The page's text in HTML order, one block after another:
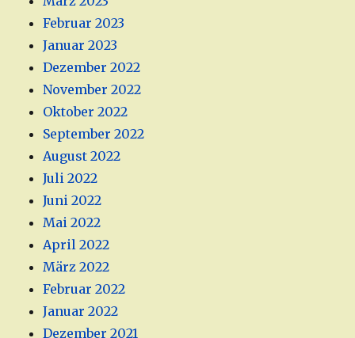
Februar 2023
Januar 2023
Dezember 2022
November 2022
Oktober 2022
September 2022
August 2022
Juli 2022
Juni 2022
Mai 2022
April 2022
März 2022
Februar 2022
Januar 2022
Dezember 2021